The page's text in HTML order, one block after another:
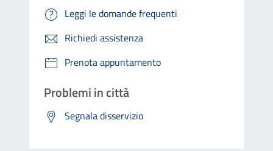
Leggi le domande frequenti
Richiedi assistenza
Prenota appuntamento
Problemi in città
Segnala disservizio